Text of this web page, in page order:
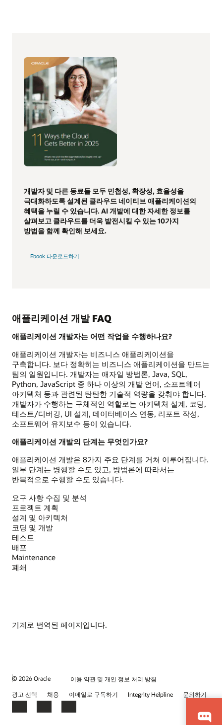
개발자 및 다른 동료들 모두 민첩성, 확장성, 효율성을
극대화하도록 설계된 클라우드 네이티브 애플리케이션의
혜택을 누릴 수 있습니다. AI 개발에 대한 자세한 정보를
살펴보고 클라우드를 더욱 발전시킬 수 있는 10가지
방법을 함께 확인해 보세요.
Ebook 다운로드하기
애플리케이션 개발 FAQ
애플리케이션 개발자는 어떤 작업을 수행하나요?
애플리케이션 개발자는 비즈니스 애플리케이션을
구축합니다. 보다 정확히는 비즈니스 애플리케이션을 만드는
팀의 일원입니다. 개발자는 애자일 방법론, Java, SQL,
Python, JavaScript 중 하나 이상의 개발 언어, 소프트웨어
아키텍처 등과 관련된 탄탄한 기술적 역량을 갖춰야 합니다.
개발자가 수행하는 구체적인 역할로는 아키텍처 설계, 코딩,
테스트/디버깅, UI 설계, 데이터베이스 연동, 리포트 작성,
소프트웨어 유지보수 등이 있습니다.
애플리케이션 개발의 단계는 무엇인가요?
애플리케이션 개발은 8가지 주요 단계를 거쳐 이루어집니다.
일부 단계는 병행할 수도 있고, 방법론에 따라서는
반복적으로 수행할 수도 있습니다.
요구 사항 수집 및 분석
프로젝트 계획
설계 및 아키텍처
코딩 및 개발
테스트
배포
Maintenance
폐쇄
기계로 번역된 페이지입니다.
© 2026 Oracle
이용 약관 및 개인 정보 처리 방침
광고 선택
채용 이메일로 구독하기 Integrity Helpline 문의하기
FacebookLinkedInYouTube